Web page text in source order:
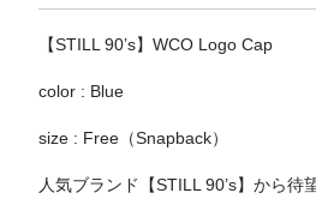
【STILL 90’s】WCO Logo Cap
color : Blue
size : Free（Snapback）
人気ブランド【STILL 90’s】から待